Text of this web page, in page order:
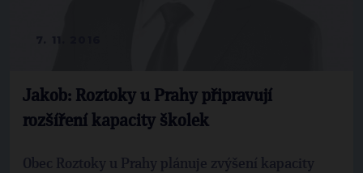
Jakob: Roztoky u Prahy připravují
rozšíření kapacity školek
Obec Roztoky u Prahy plánuje zvýšení kapacity